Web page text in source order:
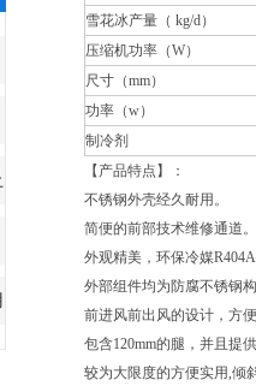
雪花冰产量（ kg/d）
压缩机功率（W）
尺寸（mm）
功率（w）
制冷剂
【产品特点】：
不锈钢外壳经久耐用。
简便的前部技术维修通道。
外观精美，环保冷媒
外部组件均为防腐不锈钢
前进风前出风的设计，方
包含120mm的腿，并且提
较为大限度的方便实用,倾